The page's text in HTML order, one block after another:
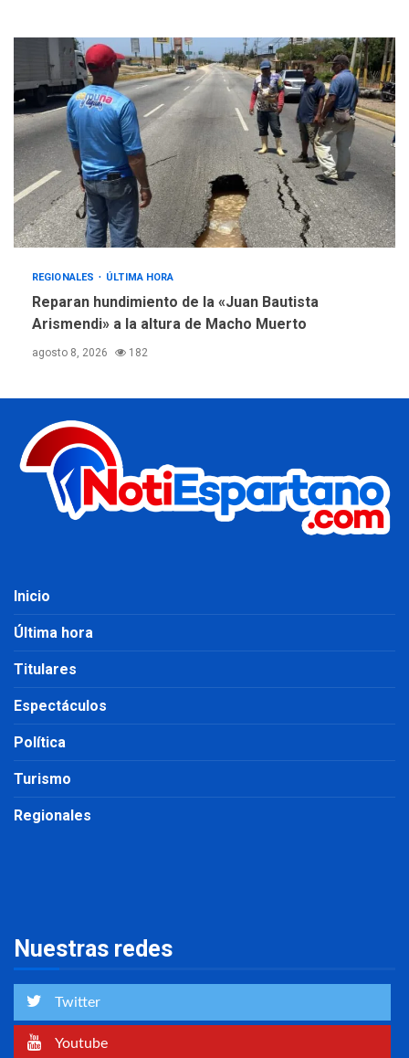
REGIONALES ÚLTIMA HORA
Reparan hundimiento de la «Juan Bautista
Arismendi» a la altura de Macho Muerto
agosto 8, 2026 182
Inicio
Última hora
Titulares
Espectáculos
Política
Turismo
Regionales
Nuestras redes
Twitter
Youtube